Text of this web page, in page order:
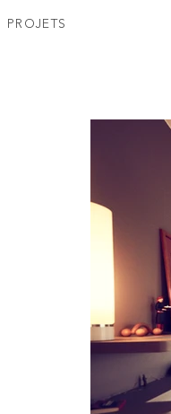
PROJETS